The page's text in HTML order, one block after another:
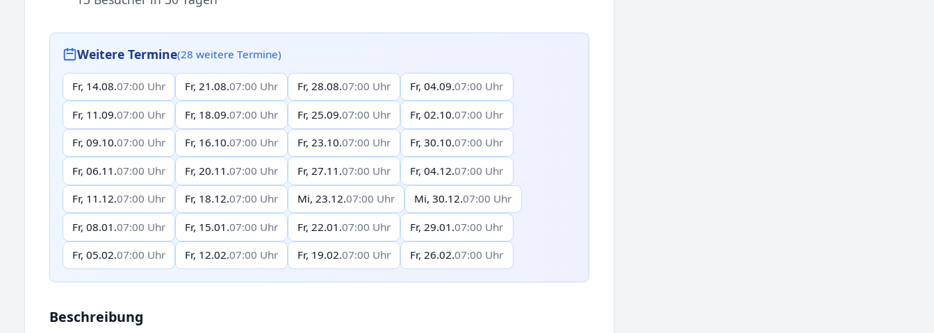
Weitere Termine(28 weitere Termine)
Fr, 14.08.07:00 Uhr Fr, 21.08.07:00 Uhr Fr, 28.08.07:00 Uhr Fr, 04.09.07:00 Uhr
Fr, 11.09.07:00 Uhr Fr, 18.09.07:00 Uhr Fr, 25.09.07:00 Uhr Fr, 02.10.07:00 Uhr
Fr, 09.10.07:00 Uhr Fr, 16.10.07:00 Uhr Fr, 23.10.07:00 Uhr Fr, 30.10.07:00 Uhr
Fr, 06.11.07:00 Uhr Fr, 20.11.07:00 Uhr Fr, 27.11.07:00 Uhr Fr, 04.12.07:00 Uhr
Fr, 11.12.07:00 Uhr Fr, 18.12.07:00 Uhr Mi, 23.12.07:00 Uhr Mi, 30.12.07:00 Uhr
Fr, 08.01.07:00 Uhr Fr, 15.01.07:00 Uhr Fr, 22.01.07:00 Uhr Fr, 29.01.07:00 Uhr
Fr, 05.02.07:00 Uhr Fr, 12.02.07:00 Uhr Fr, 19.02.07:00 Uhr Fr, 26.02.07:00 Uhr
Beschreibung